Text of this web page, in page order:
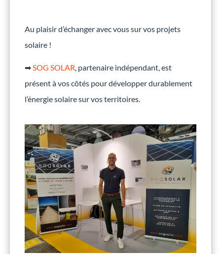
Au plaisir d’échanger avec vous sur vos projets
solaire !
➡SOG SOLAR, partenaire indépendant, est
présent à vos côtés pour développer durablement
l’énergie solaire sur vos territoires.